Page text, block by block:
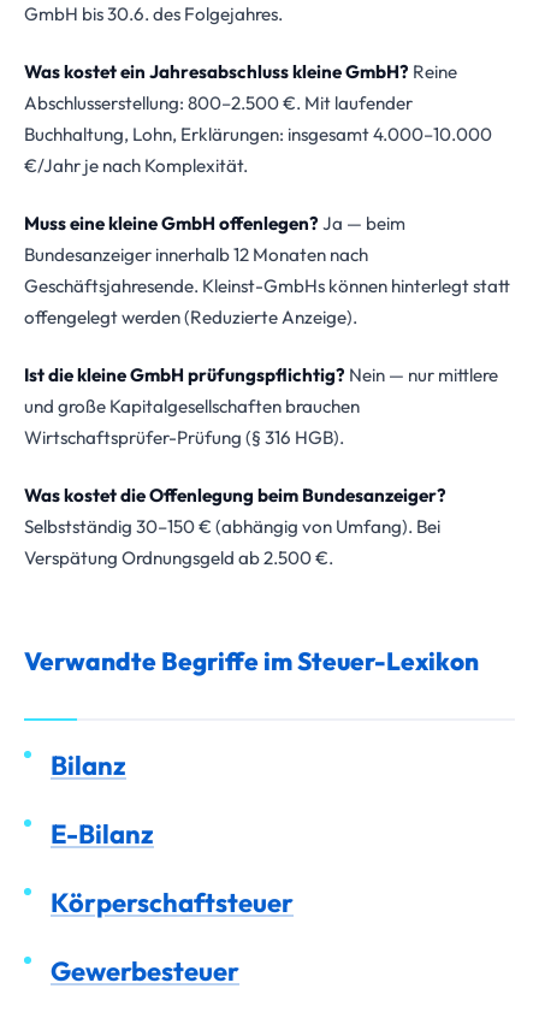
GmbH bis 30.6. des Folgejahres.
Was kostet ein Jahresabschluss kleine GmbH? Reine
Abschlusserstellung: 800–2.500 €. Mit laufender
Buchhaltung, Lohn, Erklärungen: insgesamt 4.000–10.000
€/Jahr je nach Komplexität.
Muss eine kleine GmbH offenlegen? Ja — beim
Bundesanzeiger innerhalb 12 Monaten nach
Geschäftsjahresende. Kleinst-GmbHs können hinterlegt statt
offengelegt werden (Reduzierte Anzeige).
Ist die kleine GmbH prüfungspflichtig? Nein — nur mittlere
und große Kapitalgesellschaften brauchen
Wirtschaftsprüfer-Prüfung (§ 316 HGB).
Was kostet die Offenlegung beim Bundesanzeiger?
Selbstständig 30–150 € (abhängig von Umfang). Bei
Verspätung Ordnungsgeld ab 2.500 €.
Verwandte Begriffe im Steuer-Lexikon
Bilanz
E-Bilanz
Körperschaftsteuer
Gewerbesteuer